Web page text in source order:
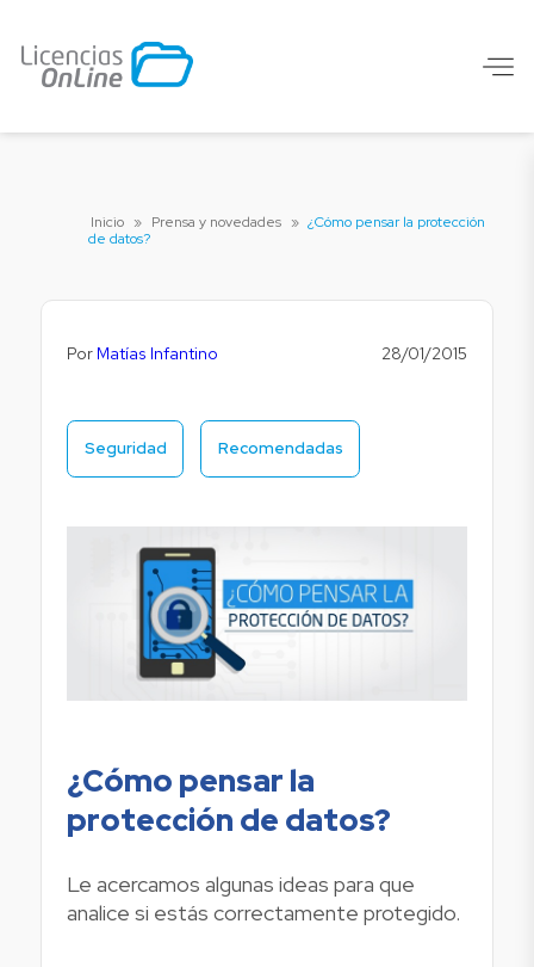
Inicio » Prensa y novedades » ¿Cómo pensar la protección
de datos?
Por Matías Infantino 28/01/2015
Seguridad Recomendadas
¿Cómo pensar la
protección de datos?
Le acercamos algunas ideas para que
analice si estás correctamente protegido.